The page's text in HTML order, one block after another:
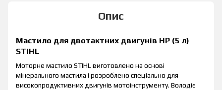
Опис
Мастило для двотактних двигунів HP (5 л)
STIHL
Моторне мастило STIHL виготовлено на основі
мінерального мастила і розроблено спеціально для
високопродуктивних двигунів мотоінструменту. Володіє